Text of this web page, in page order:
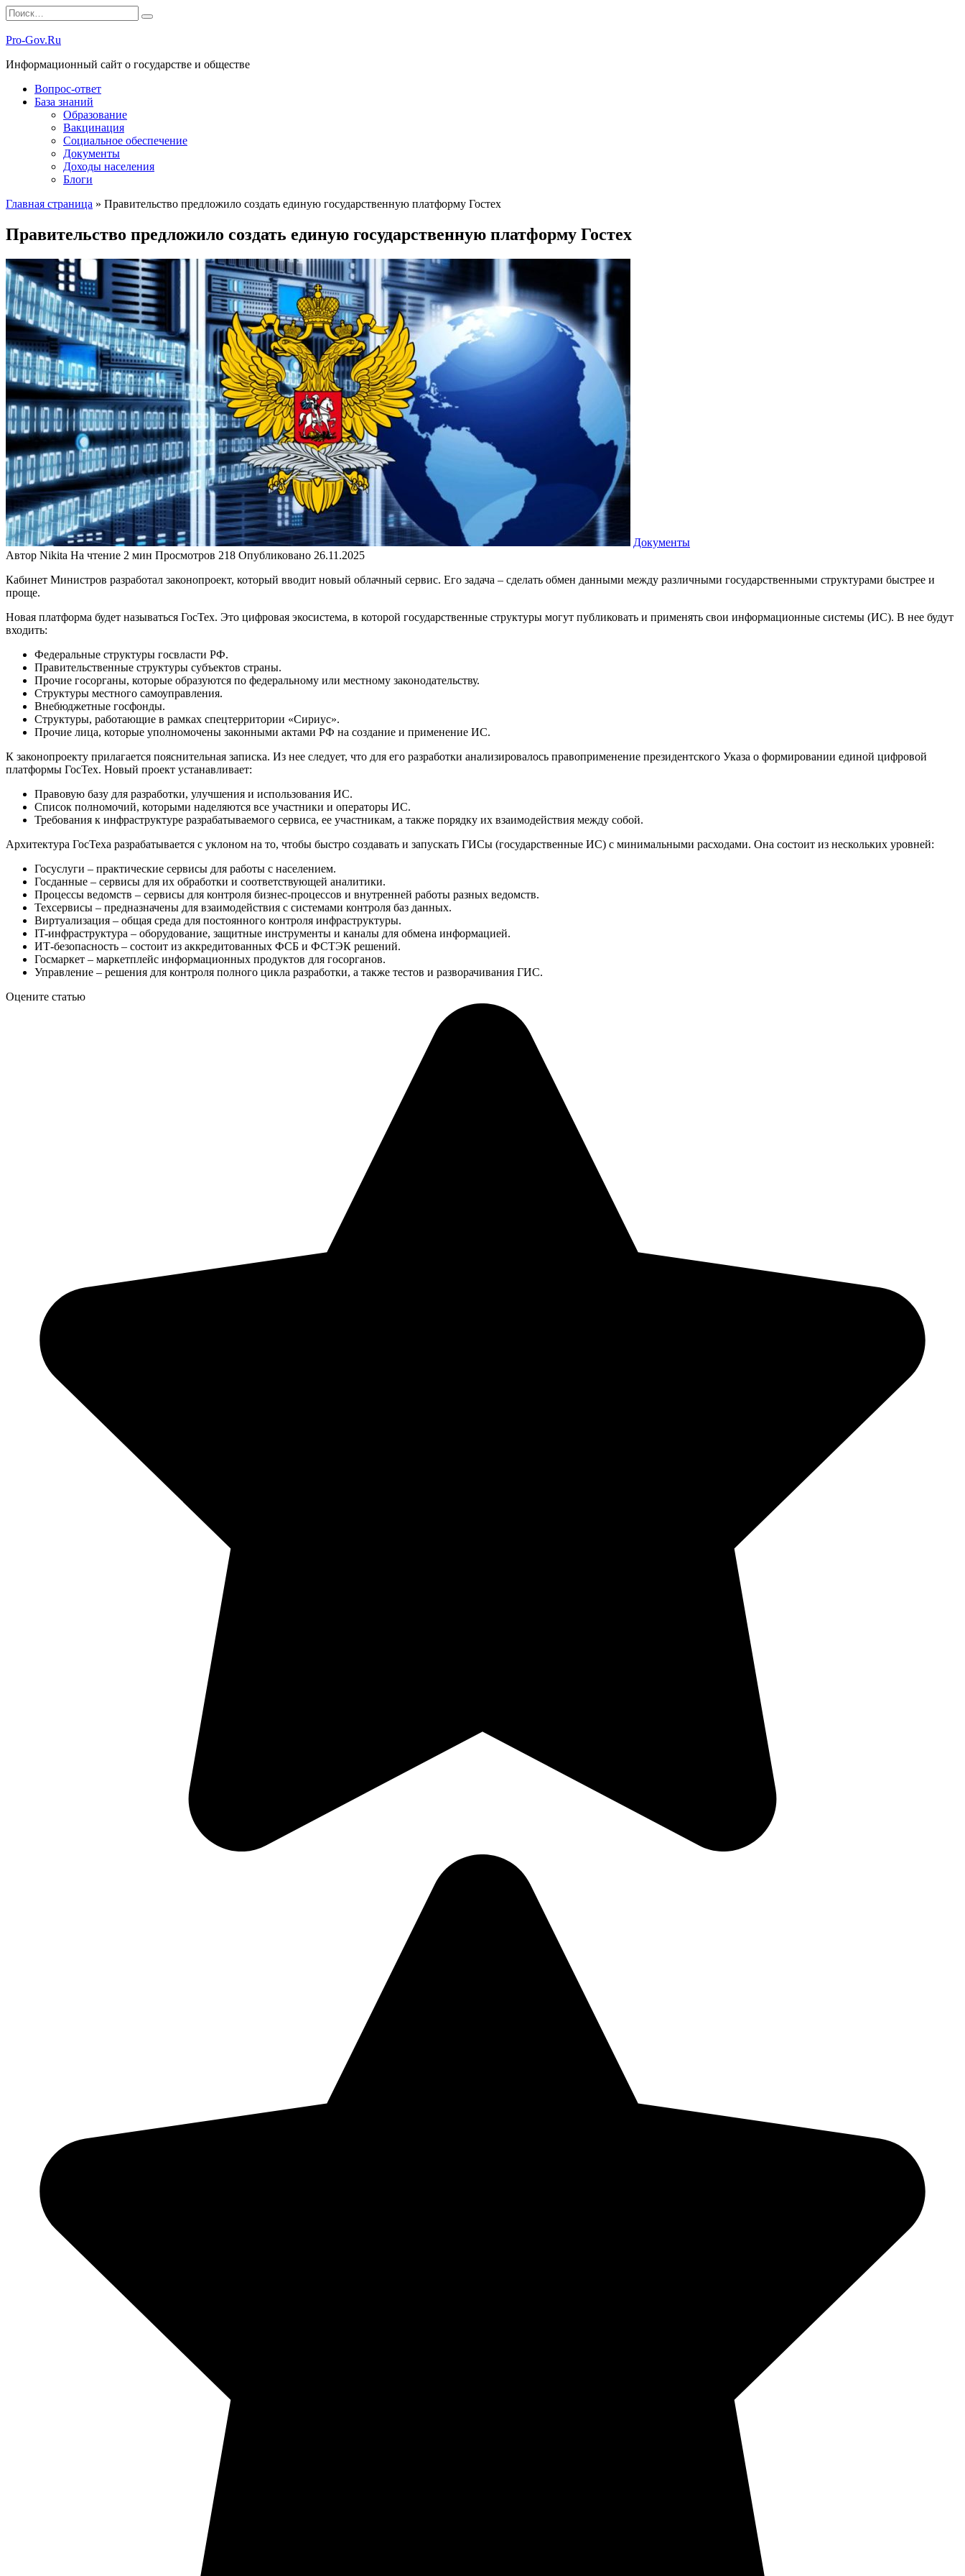
Перейти
к
содержанию
Search
for:
Pro-Gov.Ru
Информационный сайт о государстве и обществе
Вопрос-ответ
База знаний
Образование
Вакцинация
Социальное обеспечение
Документы
Доходы населения
Блоги
Главная страница » Правительство предложило создать единую государственную платформу Гостех
Правительство предложило создать единую государственную платформу Гостех
Документы
Автор Nikita На чтение 2 мин Просмотров 218 Опубликовано 26.11.2025
Кабинет Министров разработал законопроект, который вводит новый облачный сервис. Его задача – сделать обмен данными между различными государственными структурами быстрее и
проще.
Новая платформа будет называться ГосТех. Это цифровая экосистема, в которой государственные структуры могут публиковать и применять свои информационные системы (ИС). В нее будут
входить:
Федеральные структуры госвласти РФ.
Правительственные структуры субъектов страны.
Прочие госорганы, которые образуются по федеральному или местному законодательству.
Структуры местного самоуправления.
Внебюджетные госфонды.
Структуры, работающие в рамках спецтерритории «Сириус».
Прочие лица, которые уполномочены законными актами РФ на создание и применение ИС.
К законопроекту прилагается пояснительная записка. Из нее следует, что для его разработки анализировалось правоприменение президентского Указа о формировании единой цифровой
платформы ГосТех. Новый проект устанавливает:
Правовую базу для разработки, улучшения и использования ИС.
Список полномочий, которыми наделяются все участники и операторы ИС.
Требования к инфраструктуре разрабатываемого сервиса, ее участникам, а также порядку их взаимодействия между собой.
Архитектура ГосТеха разрабатывается с уклоном на то, чтобы быстро создавать и запускать ГИСы (государственные ИС) с минимальными расходами. Она состоит из нескольких уровней:
Госуслуги – практические сервисы для работы с населением.
Госданные – сервисы для их обработки и соответствующей аналитики.
Процессы ведомств – сервисы для контроля бизнес-процессов и внутренней работы разных ведомств.
Техсервисы – предназначены для взаимодействия с системами контроля баз данных.
Виртуализация – общая среда для постоянного контроля инфраструктуры.
IT-инфраструктура – оборудование, защитные инструменты и каналы для обмена информацией.
ИТ-безопасность – состоит из аккредитованных ФСБ и ФСТЭК решений.
Госмаркет – маркетплейс информационных продуктов для госорганов.
Управление – решения для контроля полного цикла разработки, а также тестов и разворачивания ГИС.
Оцените статью